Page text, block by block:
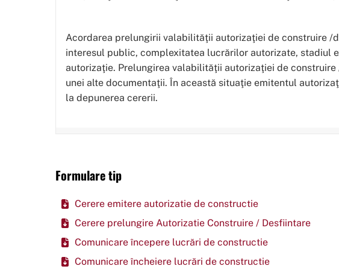
Acordarea prelungirii valabilităţii autorizaţiei de construire /
interesul public, complexitatea lucrărilor autorizate, stadiul
autorizaţie. Prelungirea valabilităţii autorizaţiei de
unei alte documentaţii. În această situaţie emitentul
la depunerea cererii.
Formulare tip
Cerere emitere autorizatie de constructie
Cerere prelungire Autorizatie Construire / Desfiintare
Comunicare începere lucrări de constructie
Comunicare încheiere lucrări de constructie